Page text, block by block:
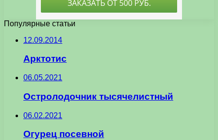
Популярные статьи
12.09.2014
Арктотис
06.05.2021
Остролодочник тысячелистный
06.02.2021
Огурец посевной